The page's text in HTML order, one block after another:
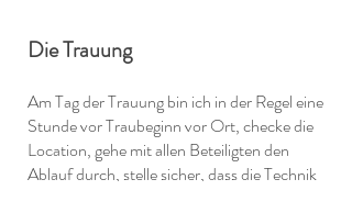
Die Trauung
Am Tag der Trauung bin ich in der Regel eine
Stunde vor Traubeginn vor Ort, checke die
Location, gehe mit allen Beteiligten den
Ablauf durch, stelle sicher, dass die Technik